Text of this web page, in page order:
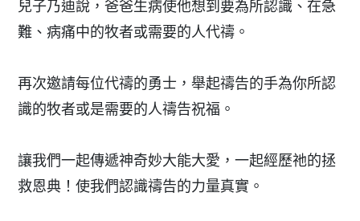
兒子乃迪說，爸爸生病使他想到要為所認識、在急
難、病痛中的牧者或需要的人代禱。
再次邀請每位代禱的勇士，舉起禱告的手為你所認
識的牧者或是需要的人禱告祝福。
讓我們一起傳遞神奇妙大能大愛，一起經歷祂的拯
救恩典！使我們認識禱告的力量真實。